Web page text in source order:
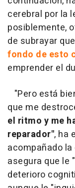
cerebral por la
posiblemente,
de subrayar que
fondo de esto
emprender el
"Pero está
que me
el ritmo y me
reparador", ha
acompañado
asegura que le
deterioro